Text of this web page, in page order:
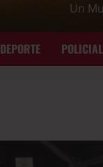
Un
DEPORTE POLICIAL